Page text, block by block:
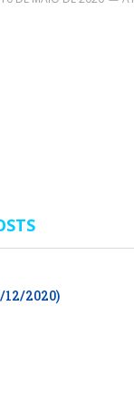
12/2020)